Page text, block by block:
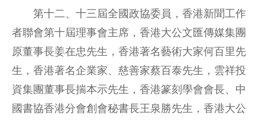
第十二、十三屆全國政協委員，香港新聞工作
者聯會第十屆理事會主席，香港大公文匯傳媒集團
原董事長姜在忠先生，香港著名藝術大家何百里先
生，香港著名企業家、慈善家蔡百泰先生，雲祥投
資集團董事長揣本示先生，香港篆刻學會會長、中
國書協香港分會創會秘書長王泉勝先生，香港大公